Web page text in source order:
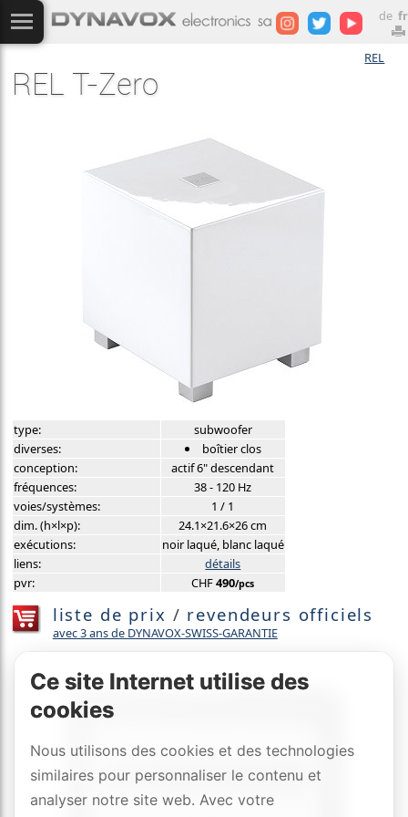
de fr
REL
REL T-Zero
type:
subwoofer
diverses:
boîtier clos
conception:
actif 6" descendant
fréquences:
38 - 120 Hz
voies/systèmes:
1 / 1
dim. (h×l×p):
24.1×21.6×26 cm
exécutions:
noir laqué, blanc laqué
liens:
détails
pvr:
CHF490/pcs
liste de prix / revendeurs officiels
avec 3 ans de DYNAVOX-SWISS-GARANTIE
Ce site Internet utilise des
cookies
Nous utilisons des cookies et des technologies
similaires pour personnaliser le contenu et
analyser notre site web. Avec votre